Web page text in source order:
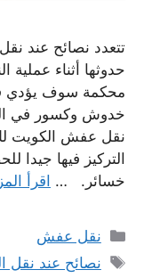
تتعدد نصائح عند
حدوثها أثناء
محكمة سوف يؤدي
خدوش وكسور في
نقل عفش الكويت
التركيز فيها
خسائر. …
اقرأ
التصنيفات
نقل عفش
الوسوم
نصائح عند نقل